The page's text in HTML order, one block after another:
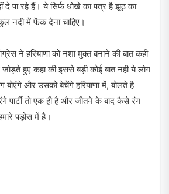
दे पा रहे हैं। ये सिर्फ धोखे का पत्र है झूठ का
नदी में फेंक देना चाहिए।
ने हरियाणा को नशा मुक्त बनाने की बात कही
हुए कहा की इससे बड़ी कोई बात नही ये लोग
बोएंगे और उसको बेचेंगे हरियाणा में, बोलते है
पार्टी तो एक ही है और जीतने के बाद कैसे रंग
पड़ोस में है।